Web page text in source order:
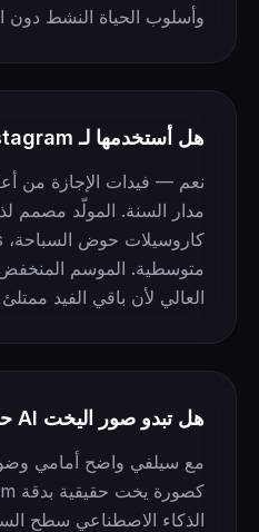
وأسلوب الحياة النشط دون
هل أستخدمها لـ Instagram؟
نعم — فيدات الإجازة من
متوسطية. الموسم
العالي لأن باقي الفيد
هل تبدو صور اليخت AI حقيقية؟
مع سيلفي واضح أمامي
الذكاء الاصطناعي سطح